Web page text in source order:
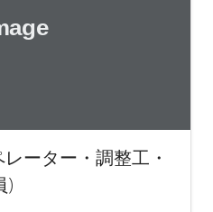
ーター・調整工・
)